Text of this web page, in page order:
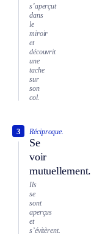
s’aperçut
dans
le
miroir
et
découvrit
une
tache
sur
son
col.
Réciproque.
Se
voir
mutuellement.
3
Ils
se
sont
aperçus
et
s’évitèrent.